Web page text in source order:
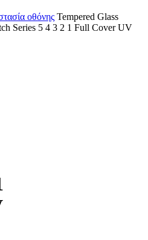
οθόνης Tempered Glass
Series 5 4 3 2 1 Full Cover UV